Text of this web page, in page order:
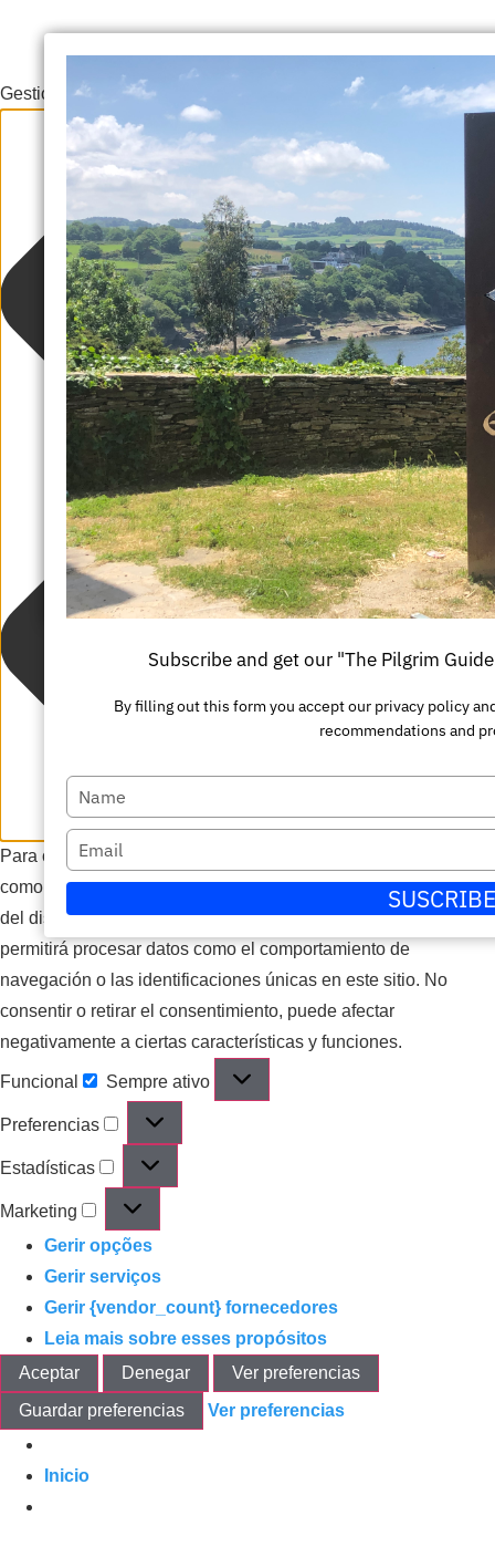
Gestionar el consentimiento de las cookies
Para ofrecer las mejores experiencias, utilizamos tecnologías
como las cookies para almacenar y/o acceder a la información
del dispositivo. El consentimiento de estas tecnologías nos
permitirá procesar datos como el comportamiento de
navegación o las identificaciones únicas en este sitio. No
consentir o retirar el consentimiento, puede afectar
negativamente a ciertas características y funciones.
Funcional Sempre ativo
Preferencias
Estadísticas
Marketing
Gerir opções
Gerir serviços
Gerir {vendor_count} fornecedores
Leia mais sobre esses propósitos
Aceptar
Denegar
Ver preferencias
Guardar preferencias
Ver preferencias
Inicio
Suscríbete y consigue nuestra "Guía
Al rellenar este formulario aceptas nuestra política de
recomendaciones y
su
nombre
Escriba
su
correo
Enviar
Subscribe and get our "The Pilgrim
By filling out this form you accept our privacy policy
recommendations and
Escriba
su
nombre
Escriba
su
correo
electrónico
SUSCRIBE